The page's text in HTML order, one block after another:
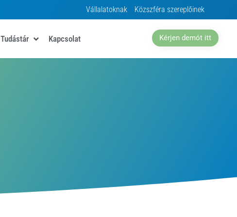
Vállalatoknak Közszféra szereplőinek
Tudástár Kapcsolat Kérjen demót itt